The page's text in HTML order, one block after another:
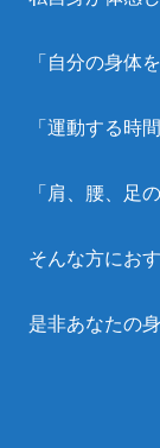
「自分の身体
「運動する時
「肩、腰、足
そんな方にお
是非あなたの